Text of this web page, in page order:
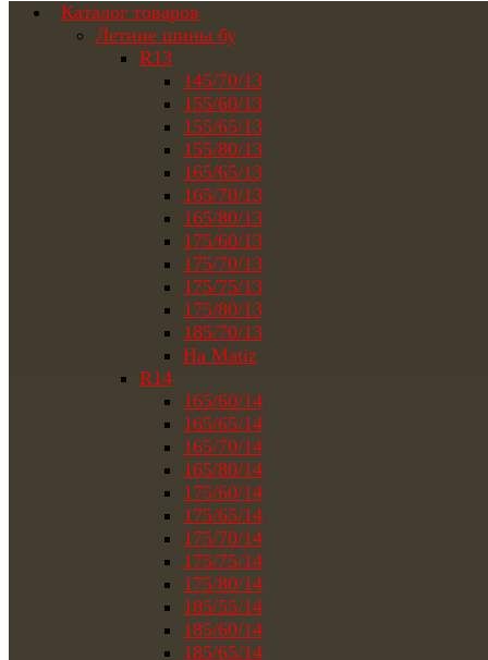
Каталог товаров
Летние шины бу
R13
145/70/13
155/60/13
155/65/13
155/80/13
165/65/13
165/70/13
165/80/13
175/60/13
175/70/13
175/75/13
175/80/13
185/70/13
На Matiz
R14
165/60/14
165/65/14
165/70/14
165/80/14
175/60/14
175/65/14
175/70/14
175/75/14
175/80/14
185/55/14
185/60/14
185/65/14